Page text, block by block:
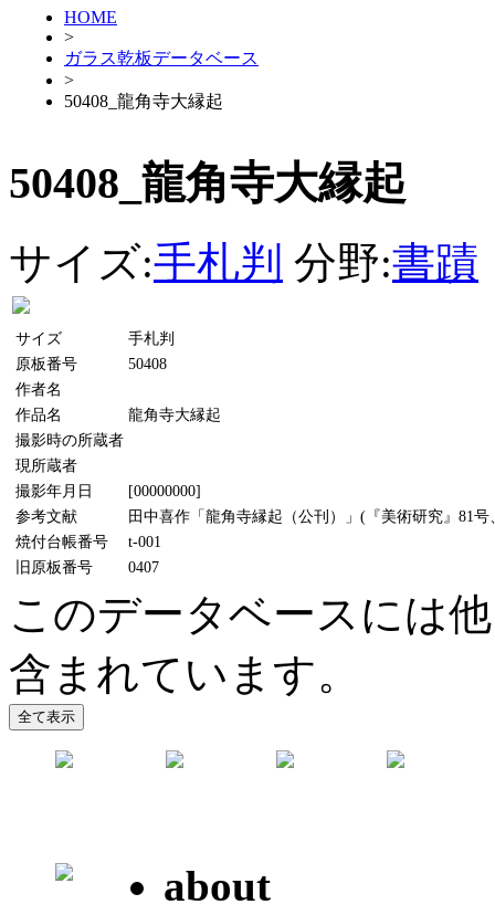
HOME
>
ガラス乾板データベース
>
50408_龍角寺大縁起
50408_龍角寺大縁起
サイズ:手札判 分野:書蹟
サイズ
手札判
原板番号
50408
作者名
作品名
龍角寺大縁起
撮影時の所蔵者
現所蔵者
撮影年月日
[00000000]
参考文献
田中喜作「龍角寺縁起（公刊）」(『美術研究』81号
焼付台帳番号
t-001
旧原板番号
0407
このデータベースには
含まれています。
about